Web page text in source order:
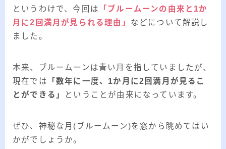
というわけで、今回は
「ブルームーンの由来と1か
月に2回満月が見られる理由」 などについて解説し
ました。
本来、ブルームーンは青い月を指していましたが、
現在では
「数年に一度、1か月に2回満月が見るこ
とができる」
ということが由来になっています。
ぜひ、神秘な月(ブルームーン)を窓から眺めてはい
かがでしょうか。